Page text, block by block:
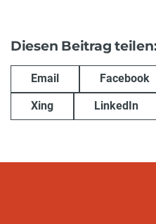
Diesen Beitrag
Email Facebook
Xing LinkedIn